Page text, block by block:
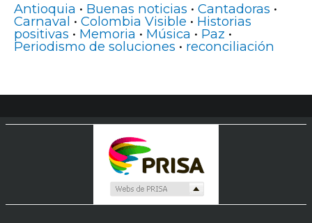
Antioquia • Buenas noticias • Cantadoras •
Carnaval • Colombia Visible • Historias
positivas • Memoria • Música • Paz •
Periodismo de soluciones • reconciliación